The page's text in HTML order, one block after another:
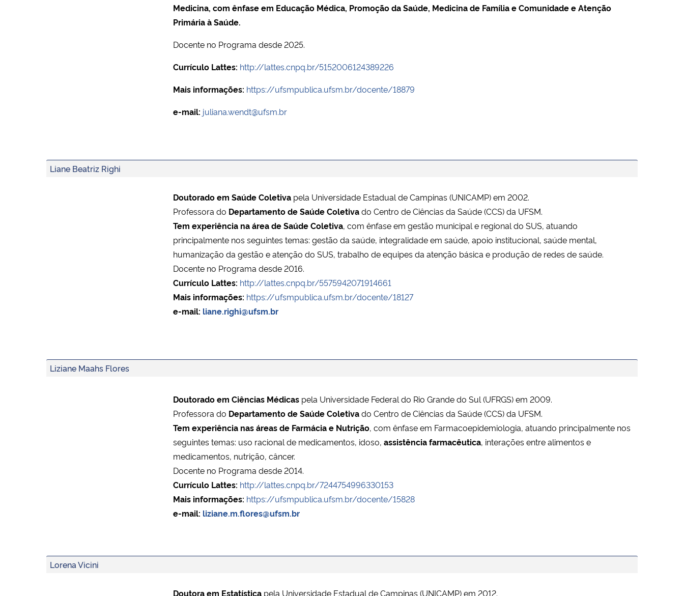
Medicina, com ênfase em Educação Médica, Promoção da Saúde, Medicina de Família e Comunidade e Atenção
Primária à Saúde.
Docente no Programa desde 2025.
Currículo Lattes: http://lattes.cnpq.br/5152006124389226
Mais informações: https://ufsmpublica.ufsm.br/docente/18879
e-mail: juliana.wendt@ufsm.br
Liane Beatriz Righi
Doutorado em Saúde Coletivapela Universidade Estadual de Campinas (UNICAMP) em 2002.
Professora do Departamento de Saúde Coletivado Centro de Ciências da Saúde (CCS) da UFSM.
Tem experiência na área de Saúde Coletiva, com ênfase em gestão municipal e regional do SUS, atuando
principalmente nos seguintes temas: gestão da saúde, integralidade em saúde, apoio institucional, saúde mental,
humanização da gestão e atenção do SUS, trabalho de equipes da atenção básica e produção de redes de saúde.
Docente no Programa desde 2016.
Currículo Lattes: http://lattes.cnpq.br/5575942071914661
Mais informações: https://ufsmpublica.ufsm.br/docente/18127
e-mail: liane.righi@ufsm.br
Liziane Maahs Flores
Doutorado em Ciências Médicaspela Universidade Federal do Rio Grande do Sul (UFRGS) em 2009.
Professora do Departamento de Saúde Coletivado Centro de Ciências da Saúde (CCS) da UFSM.
Tem experiência nas áreas de Farmácia e Nutrição, com ênfase em Farmacoepidemiologia, atuando principalmente nos
seguintes temas: uso racional de medicamentos, idoso, assistência farmacêutica, interações entre alimentos e
medicamentos, nutrição, câncer.
Docente no Programa desde 2014.
Currículo Lattes: http://lattes.cnpq.br/7244754996330153
Mais informações: https://ufsmpublica.ufsm.br/docente/15828
e-mail: liziane.m.flores@ufsm.br
Lorena Vicini
Doutora em Estatísticapela Universidade Estadual de Campinas (UNICAMP) em 2012.